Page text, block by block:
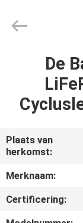
THUIS
OVER
ONS
POWER
GROUP.
De
Plaats van
herkomst:
Merknaam:
Certificering: